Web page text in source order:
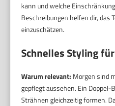
kann und welche
Beschreibungen helfen dir, das
einzuschätzen.
Schnelles Styling
Warum relevant: Morgen sind
gepflegt aussehen. Ein
Strähnen gleichzeitig formen.